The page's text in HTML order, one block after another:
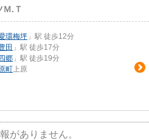
Ｍ.Ｔ
環梅坪 」駅 徒歩12分
田 」駅 徒歩17分
四郷 」駅 徒歩19分
町上原
がありません。